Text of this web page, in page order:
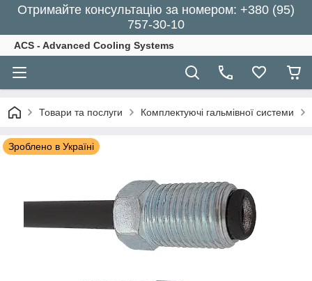
Отримайте консультацію за номером: +380 (95)
757-30-10
ACS - Advanced Cooling Systems
Товари та послуги Комплектуючі гальмівної системи
Зроблено в Україні